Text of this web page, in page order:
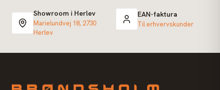
Showroom i Herlev
Marielundvej 18, 2730
Herlev
EAN-faktura
Til erhvervskunder